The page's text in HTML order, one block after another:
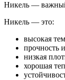
Никель — важный
Никель — это:
высокая
прочность
низкая
хорошая